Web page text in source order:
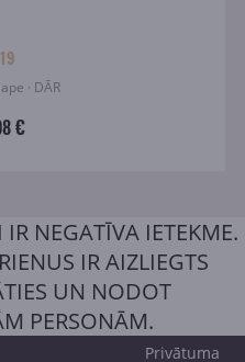
· DĀR
€
NEGATĪVA IETEKME.
IR AIZLIEGTS
UN NODOT
PERSONĀM.
Privātuma